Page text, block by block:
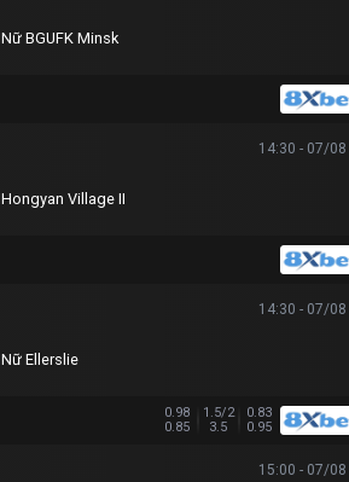
Nữ BGUFK Minsk
14:30 - 07/08
Hongyan Village II
14:30 - 07/08
Nữ Ellerslie
0.98 1.5/2
0.83
0.85
3.5 0.95
15:00 - 07/08